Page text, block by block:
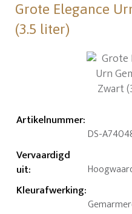
Grote Elegance
(3.5 liter)
Artikelnummer:
DS-
Vervaardigd
uit:
Kleurafwerking: